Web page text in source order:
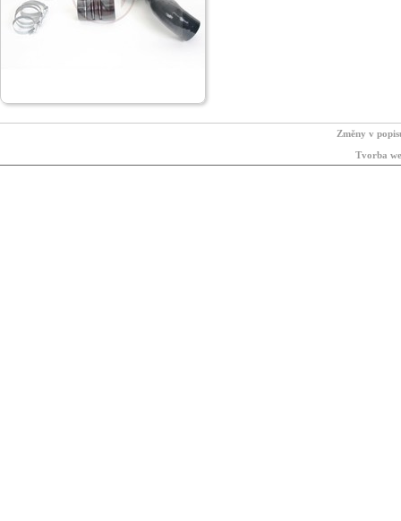
Změny v
Tvorba